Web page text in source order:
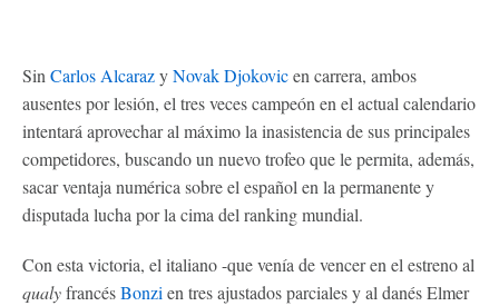
Sin Carlos AlcarazyNovak Djokovicen carrera, ambos
ausentes por lesión, el tres veces campeón en el actual calendario
intentará aprovechar al máximo la inasistencia de sus principales
competidores, buscando un nuevo trofeo que le permita, además,
sacar ventaja numérica sobre el español en la permanente y
disputada lucha por la cima del ranking mundial.
Con esta victoria, el italiano -que venía de vencer en el estreno al
qualyfrancésBonzi en tres ajustados parciales y al danés Elmer